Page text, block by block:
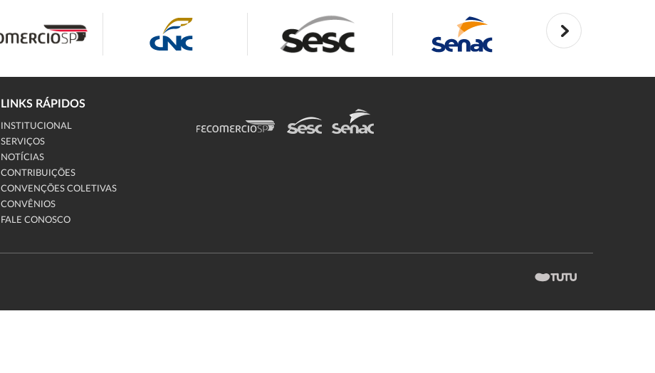
LINKS RÁPIDOS
INSTITUCIONAL
SERVIÇOS
NOTÍCIAS
CONTRIBUIÇÕES
CONVENÇÕES COLETIVAS
CONVÊNIOS
FALE CONOSCO